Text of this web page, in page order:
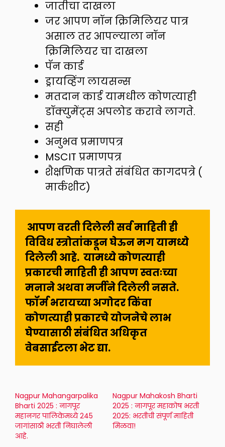
जातीचा दाखला
जर आपण नॉन क्रिमिलियर पात्र
असाल तर आपल्याला नॉन
क्रिमिलियर चा दाखला
पॅन कार्ड
ड्रायव्हिंग लायसन्स
मतदान कार्ड यामधील कोणत्याही
डॉक्युमेंट्स अपलोड करावे लागते.
सही
अनुभव प्रमाणपत्र
MSCIT प्रमाणपत्र
शैक्षणिक पात्रते संबंधित कागदपत्रे (
मार्कशीट)
विविध स्त्रोतांकडून घेऊन मग यामध्ये
दिलेली आहे.  यामध्ये कोणत्याही
प्रकारची माहिती ही आपण स्वतःच्या
मनाने अथवा मर्जीने दिलेली नसते.
फॉर्म भरायच्या अगोदर किंवा
कोणत्याही प्रकारचे योजनेचे लाभ
घेण्यासाठी संबंधित अधिकृत
वेबसाईटला भेट द्या.
Nagpur Mahangarpalika
Bharti 2025 : नागपूर
महानगर पालिकेमध्ये 245
जागांसाठी भरती निघालेली
आहे.
Nagpur Mahakosh Bharti
2025 : नागपूर महाकोष भरती
2025: भरतीची संपूर्ण माहिती
मिळवा!